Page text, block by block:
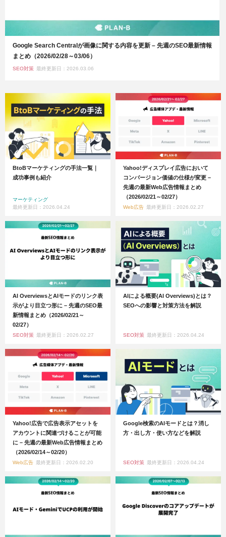
Google Search Centralが画像に関する内容を更新 – 先週のSEO最新情報
まとめ（2026/02/28～03/06）
SEO対策 最終更新日：2026.03.06
BtoBマーケティングの手法一覧｜
成功事例も紹介
マーケティング
最終更新日：2026.04.24
Yahoo!ディスプレイ広告において
コンバージョン価値の仕様が変更 –
先週の最新Web広告情報まとめ
（2026/02/21～02/27）
Web広告 最終更新日：2026.02.27
AI OverviewsとAIモードのリンク表
示がより目立つ形に – 先週のSEO最
新情報まとめ（2026/02/21～
02/27）
SEO対策 最終更新日：2026.02.27
AIによる概要(AI Overviews)とは？
SEOへの影響と対策方法を解説
SEO対策 最終更新日：2026.04.24
Yahoo!広告で広告表示アセットを
アカウントに関連づけることが可能
に – 先週の最新Web広告情報まとめ
（2026/02/14～02/20）
Web広告 最終更新日：2026.02.20
Google検索のAIモードとは？消し
方・出し方・使い方などを解説
SEO対策 最終更新日：2026.04.24